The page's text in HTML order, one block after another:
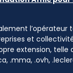
l’opérateur
et
extension, telle
.mma, .ovh,